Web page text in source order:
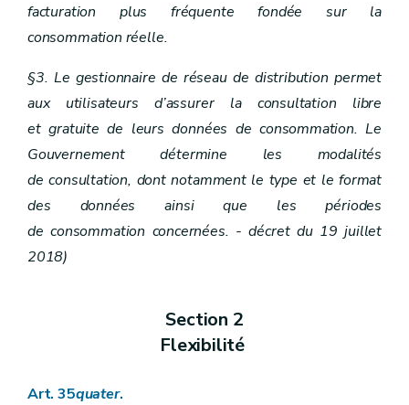
facturation plus fréquente fondée sur la
consommation réelle.
§3. Le gestionnaire de réseau de distribution permet
aux utilisateurs d’assurer la consultation libre
et gratuite de leurs données de consommation. Le
Gouvernement détermine les modalités
de consultation, dont notamment le type et le format
des données ainsi que les périodes
de consommation concernées. - décret du 19 juillet
2018)
Section 2
Flexibilité
Art. 35quater.